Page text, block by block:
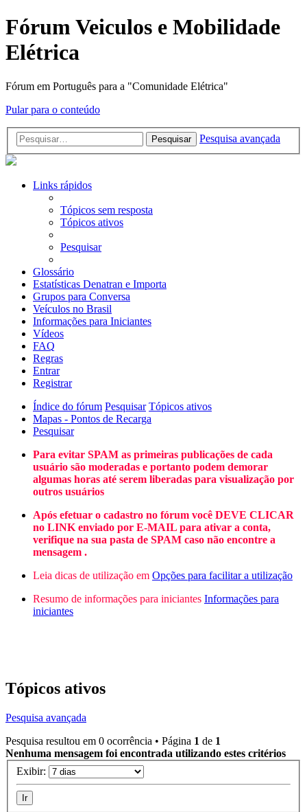
Fórum Veiculos e Mobilidade
Elétrica
Fórum em Português para a "Comunidade Elétrica"
Pular para o conteúdo
Pesquisar Pesquisa avançada
Links rápidos
Tópicos sem resposta
Tópicos ativos
Pesquisar
Glossário
Estatísticas Denatran e Importa
Grupos para Conversa
Veículos no Brasil
Informações para Iniciantes
Vídeos
FAQ
Regras
Entrar
Registrar
Índice do fórum Pesquisar Tópicos ativos
Mapas - Pontos de Recarga
Pesquisar
Para evitar SPAM as primeiras publicações de cada
usuário são moderadas e portanto podem demorar
algumas horas até serem liberadas para visualização por
outros usuários
Após efetuar o cadastro no fórum você DEVE CLICAR
no LINK enviado por E-MAIL para ativar a conta,
verifique na sua pasta de SPAM caso não encontre a
mensagem .
Leia dicas de utilização em Opções para facilitar a utilização
Resumo de informações para iniciantes Informações para
iniciantes
Tópicos ativos
Pesquisa avançada
Pesquisa resultou em 0 ocorrência • Página 1 de 1
Nenhuma mensagem foi encontrada utilizando estes critérios
Exibir: